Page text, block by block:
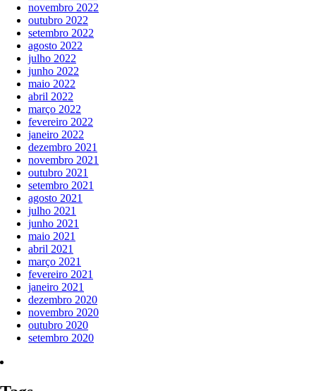
novembro 2022
outubro 2022
setembro 2022
agosto 2022
julho 2022
junho 2022
maio 2022
abril 2022
março 2022
fevereiro 2022
janeiro 2022
dezembro 2021
novembro 2021
outubro 2021
setembro 2021
agosto 2021
julho 2021
junho 2021
maio 2021
abril 2021
março 2021
fevereiro 2021
janeiro 2021
dezembro 2020
novembro 2020
outubro 2020
setembro 2020